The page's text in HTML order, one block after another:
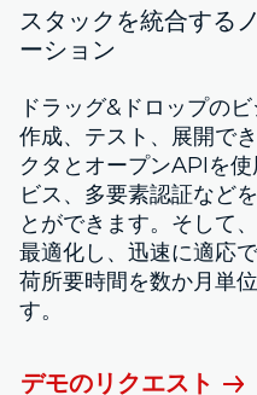
スタックを統合する
ーション
ドラッグ&ドロップの
作成、テスト、展開で
クタとオープンAPIを
ビス、多要素認証など
とができます。そして
最適化し、迅速に適応
荷所要時間を数か月単
す。
デモのリクエスト